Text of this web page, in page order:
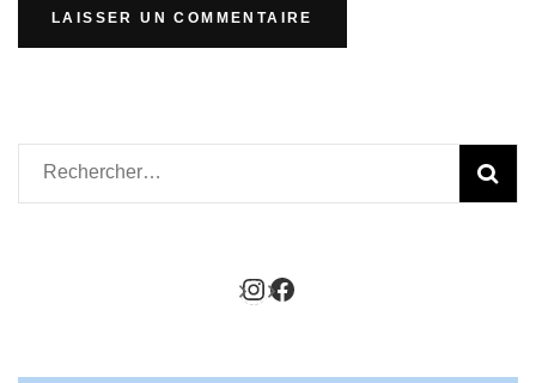
Rechercher :
http://instagram.com/
https://